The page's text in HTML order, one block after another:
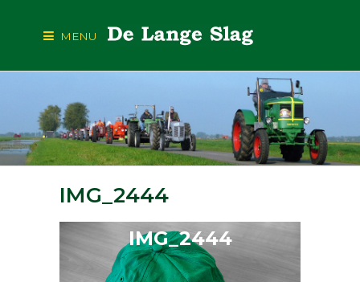
MENU
IMG_2444
IMG_2444